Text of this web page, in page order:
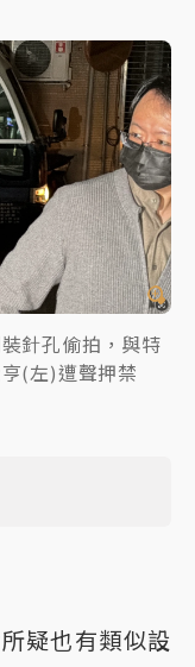
針孔偷拍，與特
(左)遭聲押禁
疑也有類似設